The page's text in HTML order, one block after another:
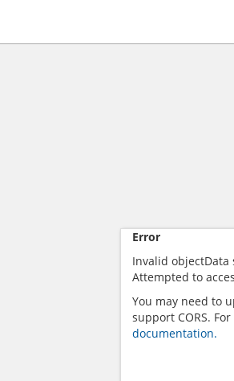
Error
Invalid objectData
Attempted to
You may need to
support CORS.
documentation.